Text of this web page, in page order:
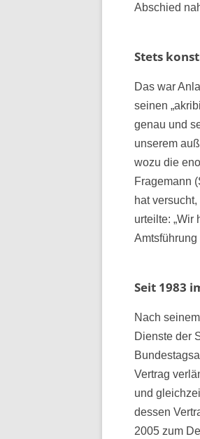
Abschied
Stets
Das war
seinen
genau und
unserem
wozu die
Fragemann
hat
urteilte: „Wir
Seit 1983
Nach
Dienste der
Vertrag
und
dessen
2005 zum